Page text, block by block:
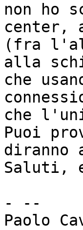
non ho
center,
(fra
alla
che
che
Puoi
diranno
Saluti,
- --
Paolo